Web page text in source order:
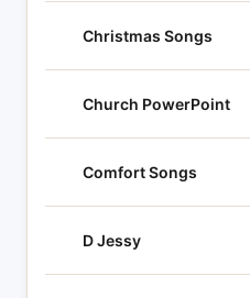
Christmas Songs
Church PowerPoint
Comfort Songs
D Jessy